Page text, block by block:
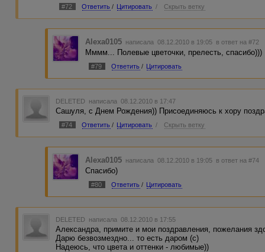
#72 Ответить / Цитировать / Скрыть ветку
Alexa0105 написала 08.12.2010 в 19:05 в ответ на #72
Мммм... Полевые цветочки, прелесть, спасибо)))
#79 Ответить / Цитировать
DELETED написала 08.12.2010 в 17:47
Сашуля, с Днем Рождения)) Присоединяюсь к хору
#74 Ответить / Цитировать / Скрыть ветку
Alexa0105 написала 08.12.2010 в 19:05 в ответ на #74
Спасибо)
#80 Ответить / Цитировать
DELETED написала 08.12.2010 в 17:55
Александра, примите и мои поздравления, пожелания
Дарю безвозмездно... то есть даром (с)
Надеюсь, что цвета и оттенки - любимые))